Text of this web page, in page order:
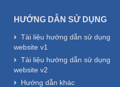
HƯỚNG DẪN SỬ DỤNG
Tài liệu hướng dẫn sử dụng
website v1
Tài liệu hướng dẫn sử dụng
website v2
Hướng dẫn khác